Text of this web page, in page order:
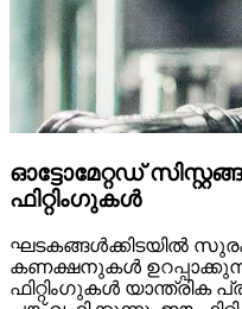
ഓട്ടോമേറ്റഡ്
ഫിറ്റിംഗുകൾ
ഘടകങ്ങൾക്കിടയിൽ
കണക്ഷനുകൾ
ഫിറ്റിംഗുകൾ യാന്ത്രിക